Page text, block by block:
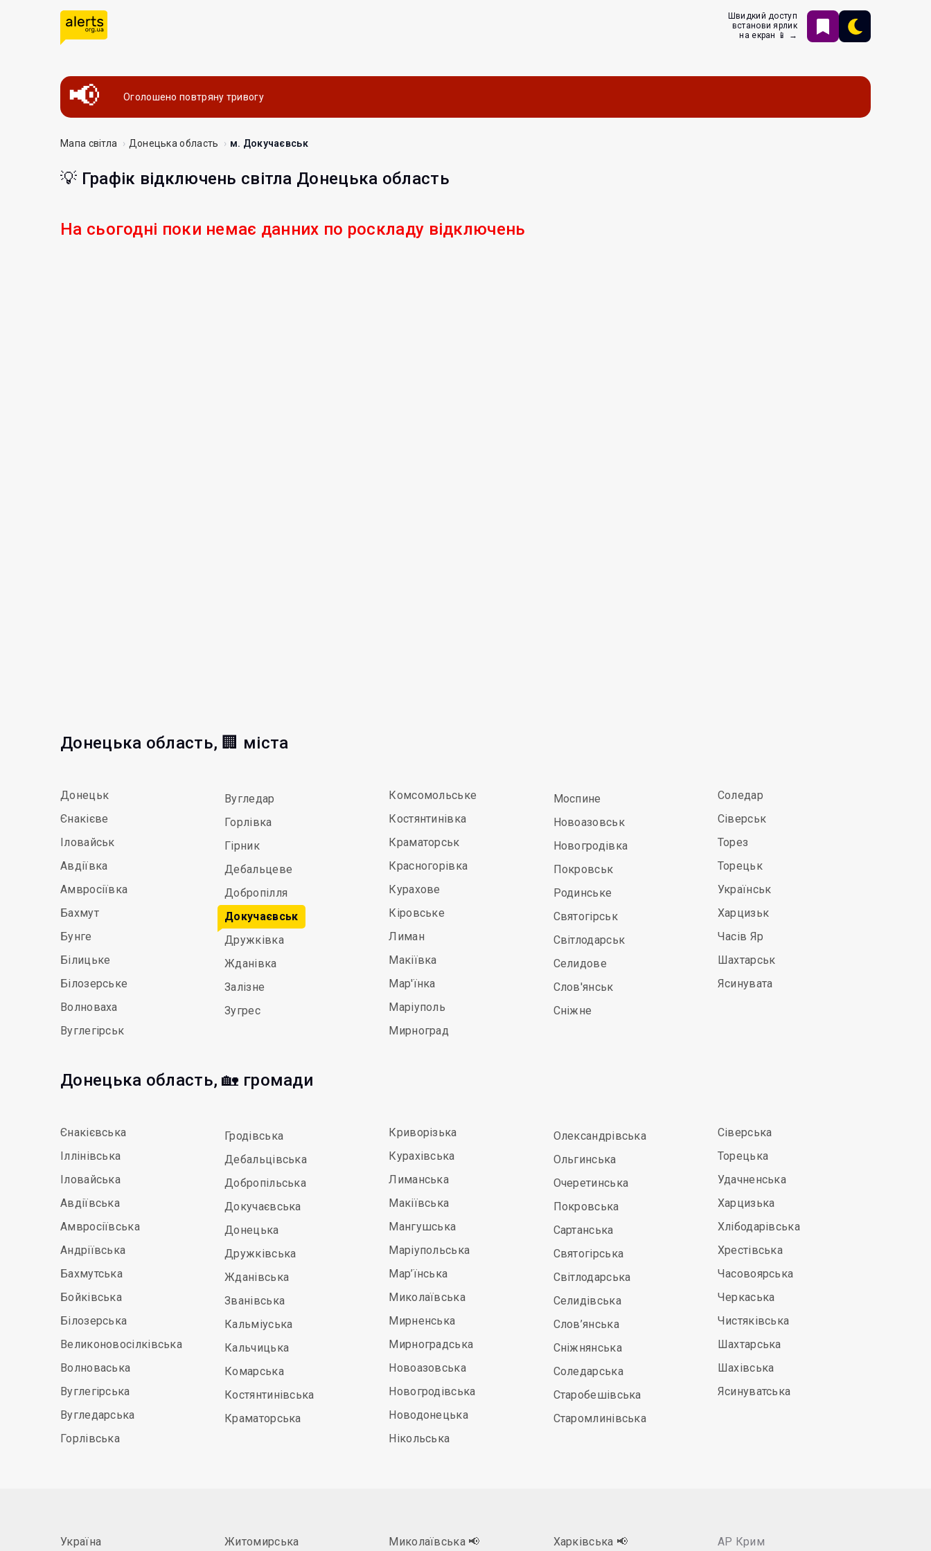
Швидкий доступ
встанови ярлик
на екран 📱 →
Оголошено повтряну тривогу
Мапа світла Донецька область м. Докучаєвськ
💡 Графік відключень світла Донецька область
На сьогодні поки немає данних по роскладу відключень
Донецька область, 🏢 міста
Донецьк
Єнакієве
Іловайськ
Авдіївка
Амвросіївка
Бахмут
Бунге
Білицьке
Білозерське
Волноваха
Вуглегірськ
Вугледар
Горлівка
Гірник
Дебальцеве
Добропілля
Докучаєвськ
Дружківка
Жданівка
Залізне
Зугрес
Комсомольське
Костянтинівка
Краматорськ
Красногорівка
Курахове
Кіровське
Лиман
Макіївка
Мар'їнка
Маріуполь
Мирноград
Моспине
Новоазовськ
Новогродівка
Покровськ
Родинське
Святогірськ
Світлодарськ
Селидове
Слов'янськ
Сніжне
Соледар
Сіверськ
Торез
Торецьк
Українськ
Харцизьк
Часів Яр
Шахтарськ
Ясинувата
Донецька область, 🏡 громади
Єнакієвська
Іллінівська
Іловайська
Авдіївська
Амвросіївська
Андріївська
Бахмутська
Бойківська
Білозерська
Великоновосілківська
Волноваська
Вуглегірська
Вугледарська
Горлівська
Гродівська
Дебальцівська
Добропільська
Докучаєвська
Донецька
Дружківська
Жданівська
Званівська
Кальміуська
Кальчицька
Комарська
Костянтинівська
Краматорська
Криворізька
Курахівська
Лиманська
Макіївська
Мангушська
Маріупольська
Мар’їнська
Миколаївська
Мирненська
Мирноградська
Новоазовська
Новогродівська
Новодонецька
Нікольська
Олександрівська
Ольгинська
Очеретинська
Покровська
Сартанська
Святогірська
Світлодарська
Селидівська
Слов’янська
Сніжнянська
Соледарська
Старобешівська
Старомлинівська
Сіверська
Торецька
Удачненська
Харцизька
Хлібодарівська
Хрестівська
Часовоярська
Черкаська
Чистяківська
Шахтарська
Шахівська
Ясинуватська
Україна Житомирська Миколаївська 📢 Харківська 📢 АР Крим